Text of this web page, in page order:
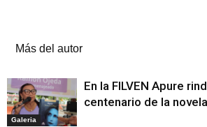
Más del autor
Galeria
En la FILVEN Apure
centenario de la novela